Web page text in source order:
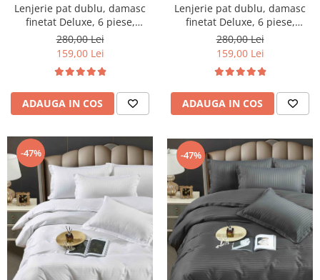
Lenjerie pat dublu, damasc
finetat Deluxe, 6 piese,
cearceaf pat cu elastic, Gri
Deschis
280,00 Lei
159,00 Lei
ADAUGA IN COS
Lenjerie pat dublu, damasc
finetat Deluxe, 6 piese,
cearceaf pat cu elastic, Roz
Inchis
280,00 Lei
159,00 Lei
ADAUGA IN COS
-47% -47%